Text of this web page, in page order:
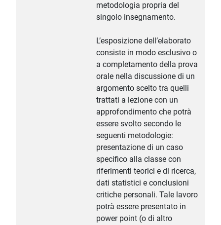
metodologia propria del
singolo insegnamento.
L’esposizione dell’elaborato
consiste in modo esclusivo o
a completamento della prova
orale nella discussione di un
argomento scelto tra quelli
trattati a lezione con un
approfondimento che potrà
essere svolto secondo le
seguenti metodologie:
presentazione di un caso
specifico alla classe con
riferimenti teorici e di ricerca,
dati statistici e conclusioni
critiche personali. Tale lavoro
potrà essere presentato in
power point (o di altro